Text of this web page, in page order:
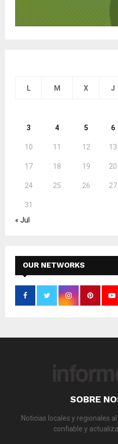
L M X J
3 4 5 6
10 11 12 13
17 18 19 20
24 25 26 27
31
« Jul
OUR NETWORKS
SOBRE
Noticias locales y regionales
confiable y